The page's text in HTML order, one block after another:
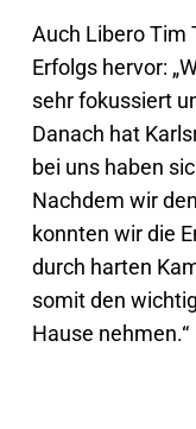
Auch Libero Tim
Erfolgs hervor:
sehr fokussiert
Danach hat
bei uns haben
Nachdem wir
konnten wir die
durch harten
somit den
Hause nehmen.“